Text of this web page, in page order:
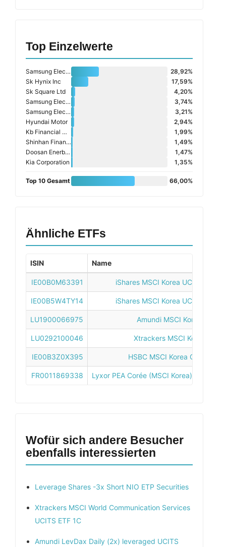
Top Einzelwerte
Samsung Electronics Ltd
28,92%
Sk Hynix Inc
17,59%
Sk Square Ltd
4,20%
Samsung Electro Mechanics Ltd
3,74%
Samsung Electronics Non Voting Pre
3,21%
Hyundai Motor
2,94%
Kb Financial Group Inc
1,99%
Shinhan Financial Group Ltd
1,49%
Doosan Enerbility Ltd
1,47%
Kia Corporation
1,35%
Top 10 Gesamt 66,00%
Ähnliche ETFs
ISIN Name
IE00B0M63391 iShares MSCI Korea UCITS ETF
IE00B5W4TY14 iShares MSCI Korea UCITS ETF
LU1900066975 Amundi MSCI Korea
LU0292100046 Xtrackers MSCI Korea
IE00B3Z0X395 HSBC MSCI Korea Capped
FR0011869338 Lyxor PEA Corée (MSCI Korea) UCITS
Wofür sich andere Besucher
ebenfalls interessierten
Leverage Shares -3x Short NIO ETP Securities
Xtrackers MSCI World Communication Services
UCITS ETF 1C
Amundi LevDax Daily (2x) leveraged UCITS